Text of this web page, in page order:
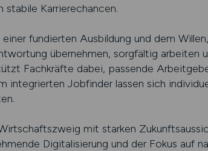
Karrierechancen.
fundierten Ausbildung und dem
übernehmen, sorgfältig arbeiten
Fachkräfte dabei, passende
integrierten Jobfinder lassen sich
mit starken
Digitalisierung und der Fokus auf